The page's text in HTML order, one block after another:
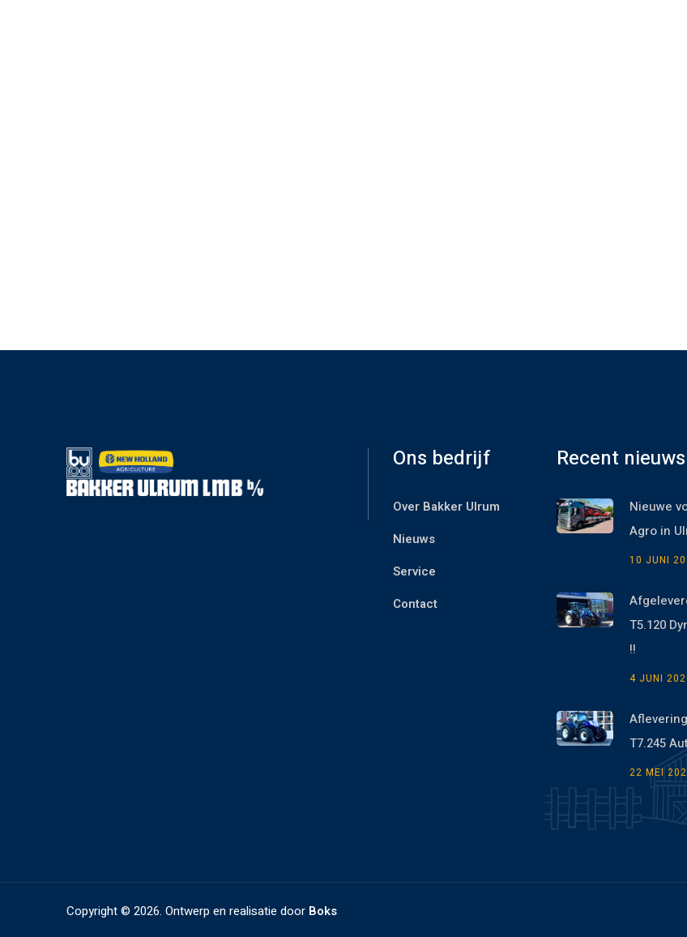
Ons bedrijf
Over Bakker Ulrum
Nieuws
Service
Contact
Recent nieuws
Nieuwe
Agro in
10 JUNI
T5.120
!!
4 JUNI
T7.245
22 MEI
Copyright ©2026. Ontwerp en realisatie door Boks